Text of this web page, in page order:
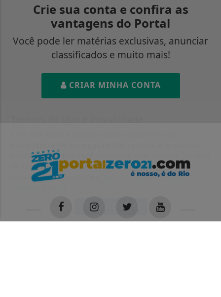
Crie sua conta e confira as
vantagens do Portal
Você pode ler matérias exclusivas, anunciar
classificados e muito mais!
CRIAR MINHA CONTA
entendemos que você concorda com nossos Termos
de Uso e Privacidade.
PARA MAIS INFORMAÇÕES,
ACESSE NOSSOS TERMOS
PROSSEGUIR